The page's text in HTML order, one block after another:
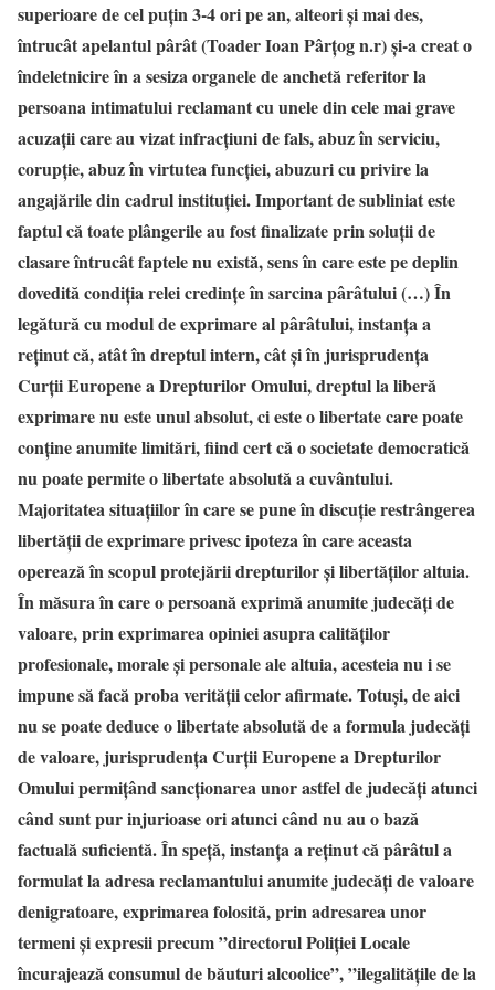
superioare de cel puțin 3-4 ori pe an, alteori și mai des,
întrucât apelantul pârât (Toader Ioan Pârțog n.r) și-a creat o
îndeletnicire în a sesiza organele de anchetă referitor la
persoana intimatului reclamant cu unele din cele mai grave
acuzații care au vizat infracțiuni de fals, abuz în serviciu,
corupție, abuz în virtutea funcției, abuzuri cu privire la
angajările din cadrul instituției. Important de subliniat este
faptul că toate plângerile au fost finalizate prin soluții de
clasare întrucât faptele nu există, sens în care este pe deplin
dovedită condiția relei credințe în sarcina pârâtului (…) În
legătură cu modul de exprimare al pârâtului, instanța a
reținut că, atât în dreptul intern, cât și în jurisprudența
Curții Europene a Drepturilor Omului, dreptul la liberă
exprimare nu este unul absolut, ci este o libertate care poate
conține anumite limitări, fiind cert că o societate democratică
nu poate permite o libertate absolută a cuvântului.
Majoritatea situațiilor în care se pune în discuție restrângerea
libertății de exprimare privesc ipoteza în care aceasta
operează în scopul protejării drepturilor și libertăților altuia.
În măsura în care o persoană exprimă anumite judecăți de
valoare, prin exprimarea opiniei asupra calităților
profesionale, morale și personale ale altuia, acesteia nu i se
impune să facă proba verității celor afirmate. Totuși, de aici
nu se poate deduce o libertate absolută de a formula judecăți
de valoare, jurisprudența Curții Europene a Drepturilor
Omului permițând sancționarea unor astfel de judecăți atunci
când sunt pur injurioase ori atunci când nu au o bază
factuală suficientă. În speță, instanța a reținut că pârâtul a
formulat la adresa reclamantului anumite judecăți de valoare
denigratoare, exprimarea folosită, prin adresarea unor
termeni și expresii precum ”directorul Poliției Locale
încurajează consumul de băuturi alcoolice”, ”ilegalitățile de la